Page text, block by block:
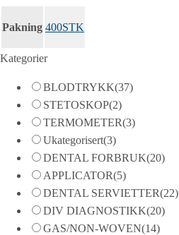
Pakning 400STK
Kategorier
BLODTRYKK(37)
STETOSKOP(2)
TERMOMETER(3)
Ukategorisert(3)
DENTAL FORBRUK(20)
APPLICATOR(5)
DENTAL SERVIETTER(22)
DIV DIAGNOSTIKK(20)
GAS/NON-WOVEN(14)